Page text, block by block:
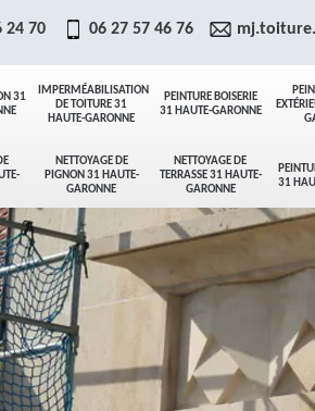
31
IMPERMÉABILISATION
DE TOITURE 31
HAUTE-GARONNE
PEINTURE BOISERIE
31 HAUTE-GARONNE
NETTOYAGE DE
PIGNON 31 HAUTE-
GARONNE
NETTOYAGE DE
TERRASSE 31 HAUTE-
GARONNE
31
24 70 06 27 57 46 76